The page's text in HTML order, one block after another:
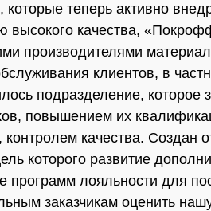
которые теперь активно
высокого качества,
производителями
клиентов, в
подразделение, которое
повышением их
контролем качества. Создан
которого развитие
программ лояльности для
заказчикам оценить